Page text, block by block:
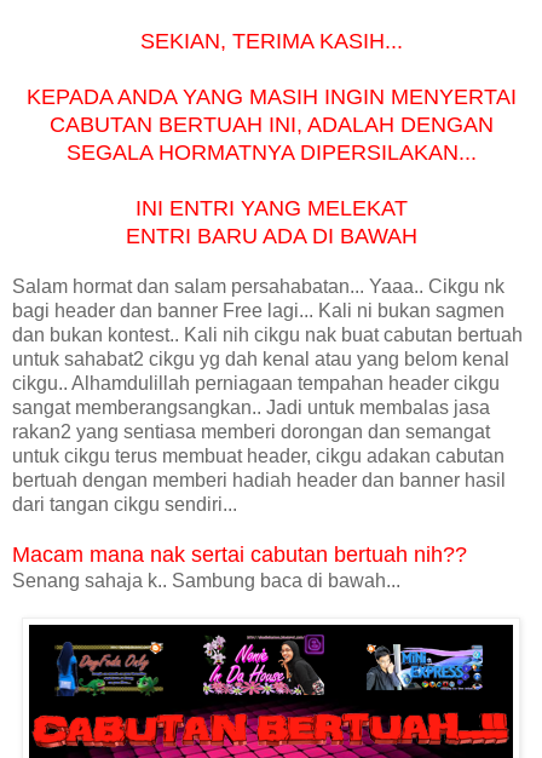
SEKIAN, TERIMA KASIH...
KEPADA ANDA YANG MASIH INGIN MENYERTAI
CABUTAN BERTUAH INI, ADALAH DENGAN
SEGALA HORMATNYA DIPERSILAKAN...
INI ENTRI YANG MELEKAT
ENTRI BARU ADA DI BAWAH
Salam hormat dan salam persahabatan... Yaaa.. Cikgu nk
bagi header dan banner Free lagi... Kali ni bukan sagmen
dan bukan kontest.. Kali nih cikgu nak buat cabutan bertuah
untuk sahabat2 cikgu yg dah kenal atau yang belom kenal
cikgu.. Alhamdulillah perniagaan tempahan header cikgu
sangat memberangsangkan.. Jadi untuk membalas jasa
rakan2 yang sentiasa memberi dorongan dan semangat
untuk cikgu terus membuat header, cikgu adakan cabutan
bertuah dengan memberi hadiah header dan banner hasil
dari tangan cikgu sendiri...
Macam mana nak sertai cabutan bertuah nih??
Senang sahaja k.. Sambung baca di bawah...